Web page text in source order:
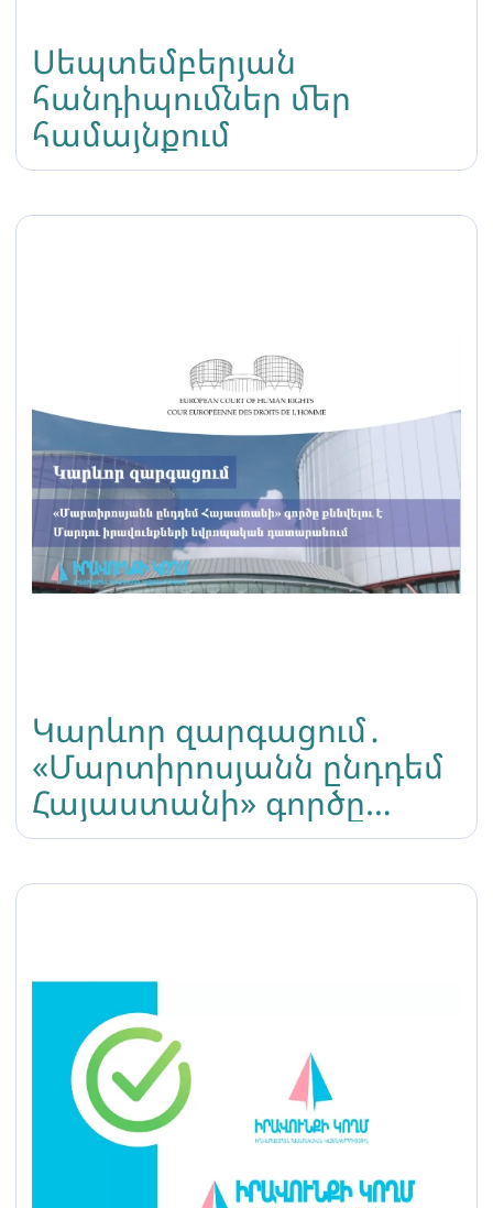
Սեպտեմբերյան
հանդիպումներ մեր
համայնքում
Կարևոր զարգացում․
«Մարտիրոսյանն ընդդեմ
Հայաստանի» գործը
քննվելու է Մարդու
իրավունքների